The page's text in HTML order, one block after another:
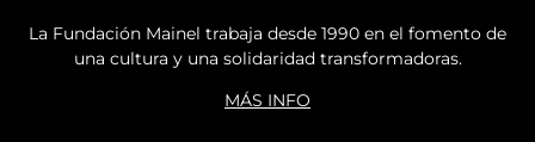
La Fundación Mainel trabaja desde 1990 en el fomento de
una cultura y una solidaridad transformadoras.
MÁS INFO